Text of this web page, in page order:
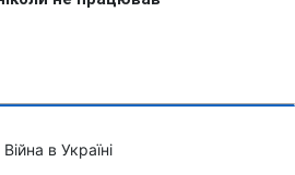
Війна в Україні